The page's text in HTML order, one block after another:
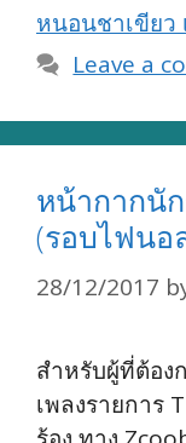
หนอนชาเขียว
Leave a
หน้ากากนั
(รอบไฟนอ
28/12/2017
สำหรับผู้ที่ต้อง
เพลงรายการ